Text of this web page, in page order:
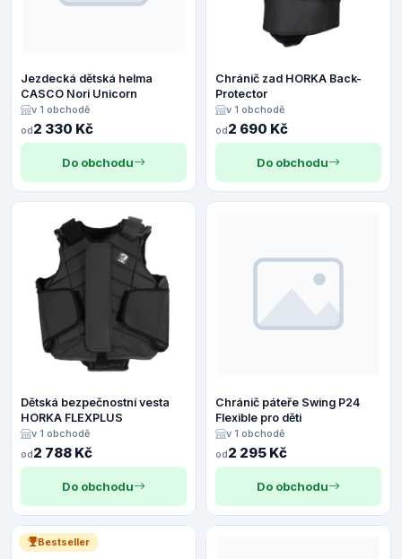
Jezdecká dětská helma
CASCO Nori Unicorn
v 1 obchodě
od2 330 Kč
Do obchodu
Chránič zad HORKA Back-
Protector
v 1 obchodě
od2 690 Kč
Do obchodu
Dětská bezpečnostní vesta
HORKA FLEXPLUS
v 1 obchodě
od2 788 Kč
Do obchodu
Chránič páteře Swing P24
Flexible pro děti
v 1 obchodě
od2 295 Kč
Do obchodu
Bestseller